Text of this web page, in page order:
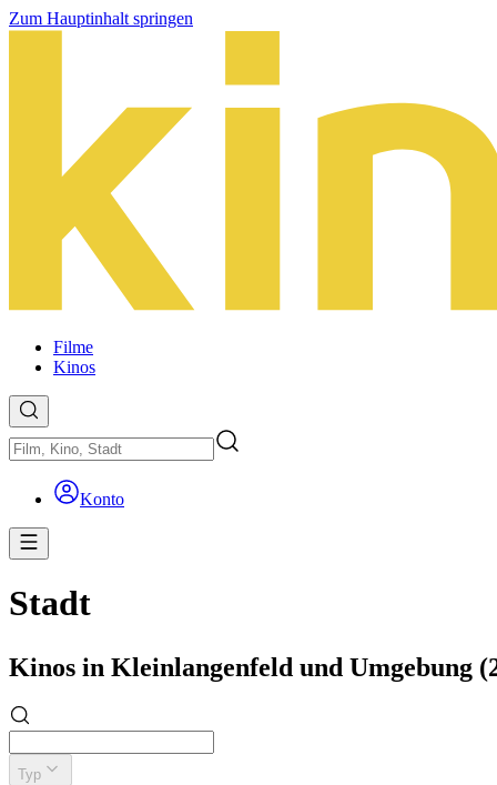
Zum Hauptinhalt springen
Filme
Kinos
Konto
Stadt
Kinos in Kleinlangenfeld und Umgebung
Typ